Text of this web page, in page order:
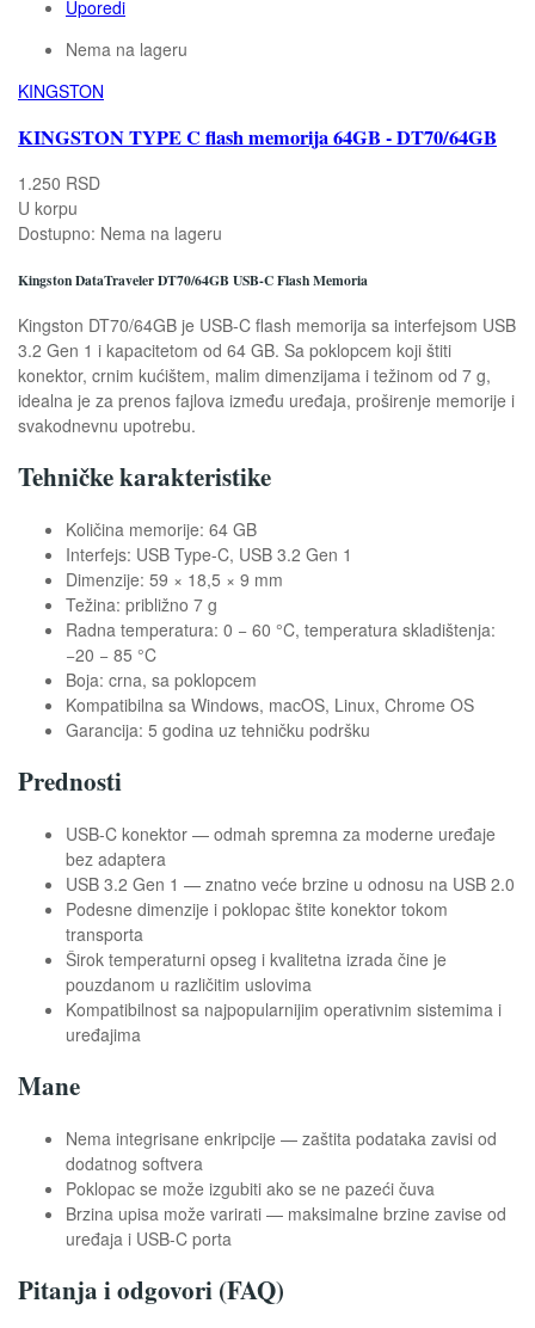
Uporedi
Nema na lageru
KINGSTON
KINGSTON TYPE C flash memorija 64GB - DT70/64GB
1.250 RSD
U korpu
Dostupno: Nema na lageru
Kingston DataTraveler DT70/64GB USB-C Flash Memoria
Kingston DT70/64GB je USB-C flash memorija sa interfejsom USB
3.2 Gen 1 i kapacitetom od 64 GB. Sa poklopcem koji štiti
konektor, crnim kućištem, malim dimenzijama i težinom od 7 g,
idealna je za prenos fajlova između uređaja, proširenje memorije i
svakodnevnu upotrebu.
Tehničke karakteristike
Količina memorije: 64 GB
Interfejs: USB Type-C, USB 3.2 Gen 1
Dimenzije: 59 × 18,5 × 9 mm
Težina: približno 7 g
Radna temperatura: 0 − 60 °C, temperatura skladištenja:
−20 − 85 °C
Boja: crna, sa poklopcem
Kompatibilna sa Windows, macOS, Linux, Chrome OS
Garancija: 5 godina uz tehničku podršku
Prednosti
USB-C konektor — odmah spremna za moderne uređaje
bez adaptera
USB 3.2 Gen 1 — znatno veće brzine u odnosu na USB 2.0
Podesne dimenzije i poklopac štite konektor tokom
transporta
Širok temperaturni opseg i kvalitetna izrada čine je
pouzdanom u različitim uslovima
Kompatibilnost sa najpopularnijim operativnim sistemima i
uređajima
Mane
Nema integrisane enkripcije — zaštita podataka zavisi od
dodatnog softvera
Poklopac se može izgubiti ako se ne pazeći čuva
Brzina upisa može varirati — maksimalne brzine zavise od
uređaja i USB-C porta
Pitanja i odgovori (FAQ)